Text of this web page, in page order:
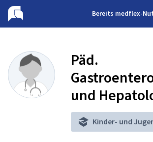
Bereits medflex-
Päd.
und
Kinder- und